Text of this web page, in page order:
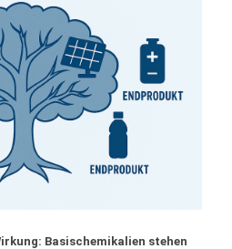
Basischemikalien stehen